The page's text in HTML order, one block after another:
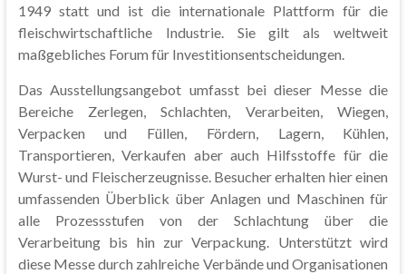
1949 statt und ist die internationale Plattform für die
fleischwirtschaftliche Industrie. Sie gilt als weltweit
maßgebliches Forum für Investitionsentscheidungen.
Das Ausstellungsangebot umfasst bei dieser Messe die
Bereiche Zerlegen, Schlachten, Verarbeiten, Wiegen,
Verpacken und Füllen, Fördern, Lagern, Kühlen,
Transportieren, Verkaufen aber auch Hilfsstoffe für die
Wurst- und Fleischerzeugnisse. Besucher erhalten hier einen
umfassenden Überblick über Anlagen und Maschinen für
alle Prozessstufen von der Schlachtung über die
Verarbeitung bis hin zur Verpackung. Unterstützt wird
diese Messe durch zahlreiche Verbände und Organisationen